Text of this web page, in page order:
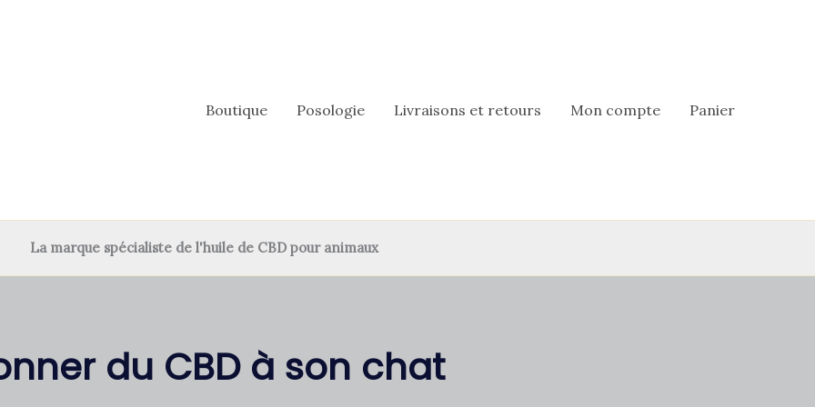
Boutique Posologie Livraisons et retours Mon compte Panier
La marque spécialiste de l'huile de CBD pour animaux
du CBD à son chat